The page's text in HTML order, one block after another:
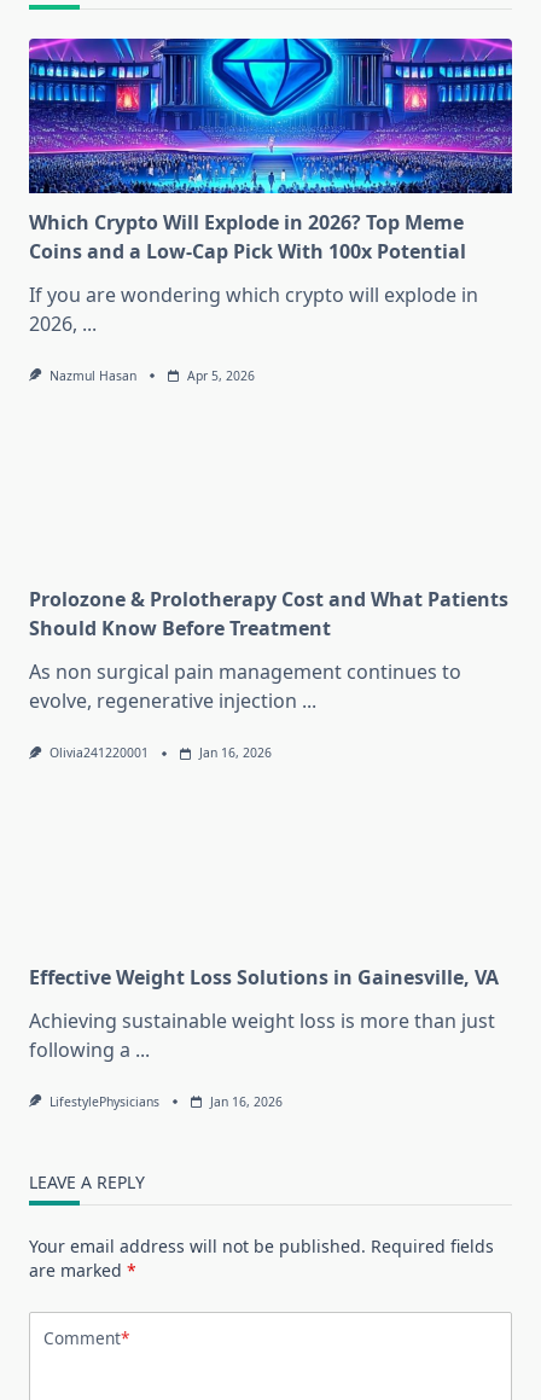
Which Crypto Will Explode in 2026? Top Meme
Coins and a Low-Cap Pick With 100x Potential
If you are wondering which crypto will explode in
2026, ...
Nazmul Hasan Apr 5, 2026
Prolozone & Prolotherapy Cost and What Patients
Should Know Before Treatment
As non surgical pain management continues to
evolve, regenerative injection ...
Olivia241220001 Jan 16, 2026
Effective Weight Loss Solutions in Gainesville, VA
Achieving sustainable weight loss is more than just
following a ...
LifestylePhysicians Jan 16, 2026
LEAVE A REPLY
Your email address will not be published. Required fields
are marked *
Comment*